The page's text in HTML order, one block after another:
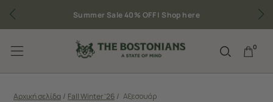
Summer Sale 40% OFF | Shop here
0
Αρχική σελίδα / Fall Winter '26 / Αξεσουάρ